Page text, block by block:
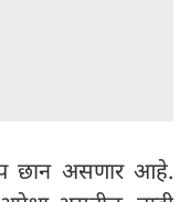
छान असणार आहे.